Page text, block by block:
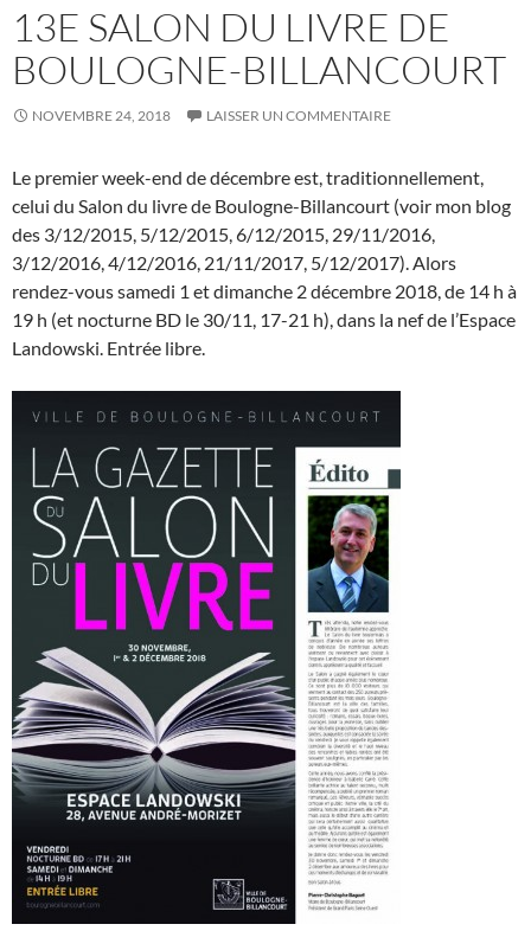
13E SALON DU LIVRE DE
BOULOGNE-BILLANCOURT
NOVEMBRE 24, 2018 LAISSER UN COMMENTAIRE
Le premier week-end de décembre est, traditionnellement,
celui du Salon du livre de Boulogne-Billancourt (voir mon blog
des 3/12/2015, 5/12/2015, 6/12/2015, 29/11/2016,
3/12/2016, 4/12/2016, 21/11/2017, 5/12/2017). Alors
rendez-vous samedi 1 et dimanche 2 décembre 2018, de 14 h à
19 h (et nocturne BD le 30/11, 17-21 h), dans la nef de l’Espace
Landowski. Entrée libre.